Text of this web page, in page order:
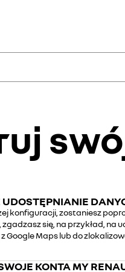
konto
online: geolokalizacji,
lub ekspertem
z jazdy w trybie online
z kontem Google, aby
i Google Play.
konfiguracji, zostaniesz
się, na przykład, na
Google Maps lub do
KONTA MY